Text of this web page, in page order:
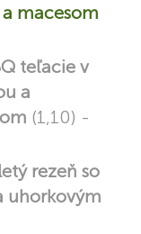
macesom
teľacie v
a
(1,10) -
rezeň so
uhorkovým